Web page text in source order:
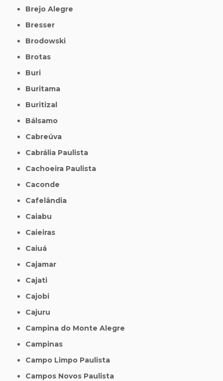
Brejo Alegre
Bresser
Brodowski
Brotas
Buri
Buritama
Buritizal
Bálsamo
Cabreúva
Cabrália Paulista
Cachoeira Paulista
Caconde
Cafelândia
Caiabu
Caieiras
Caiuá
Cajamar
Cajati
Cajobi
Cajuru
Campina do Monte Alegre
Campinas
Campo Limpo Paulista
Campos Novos Paulista